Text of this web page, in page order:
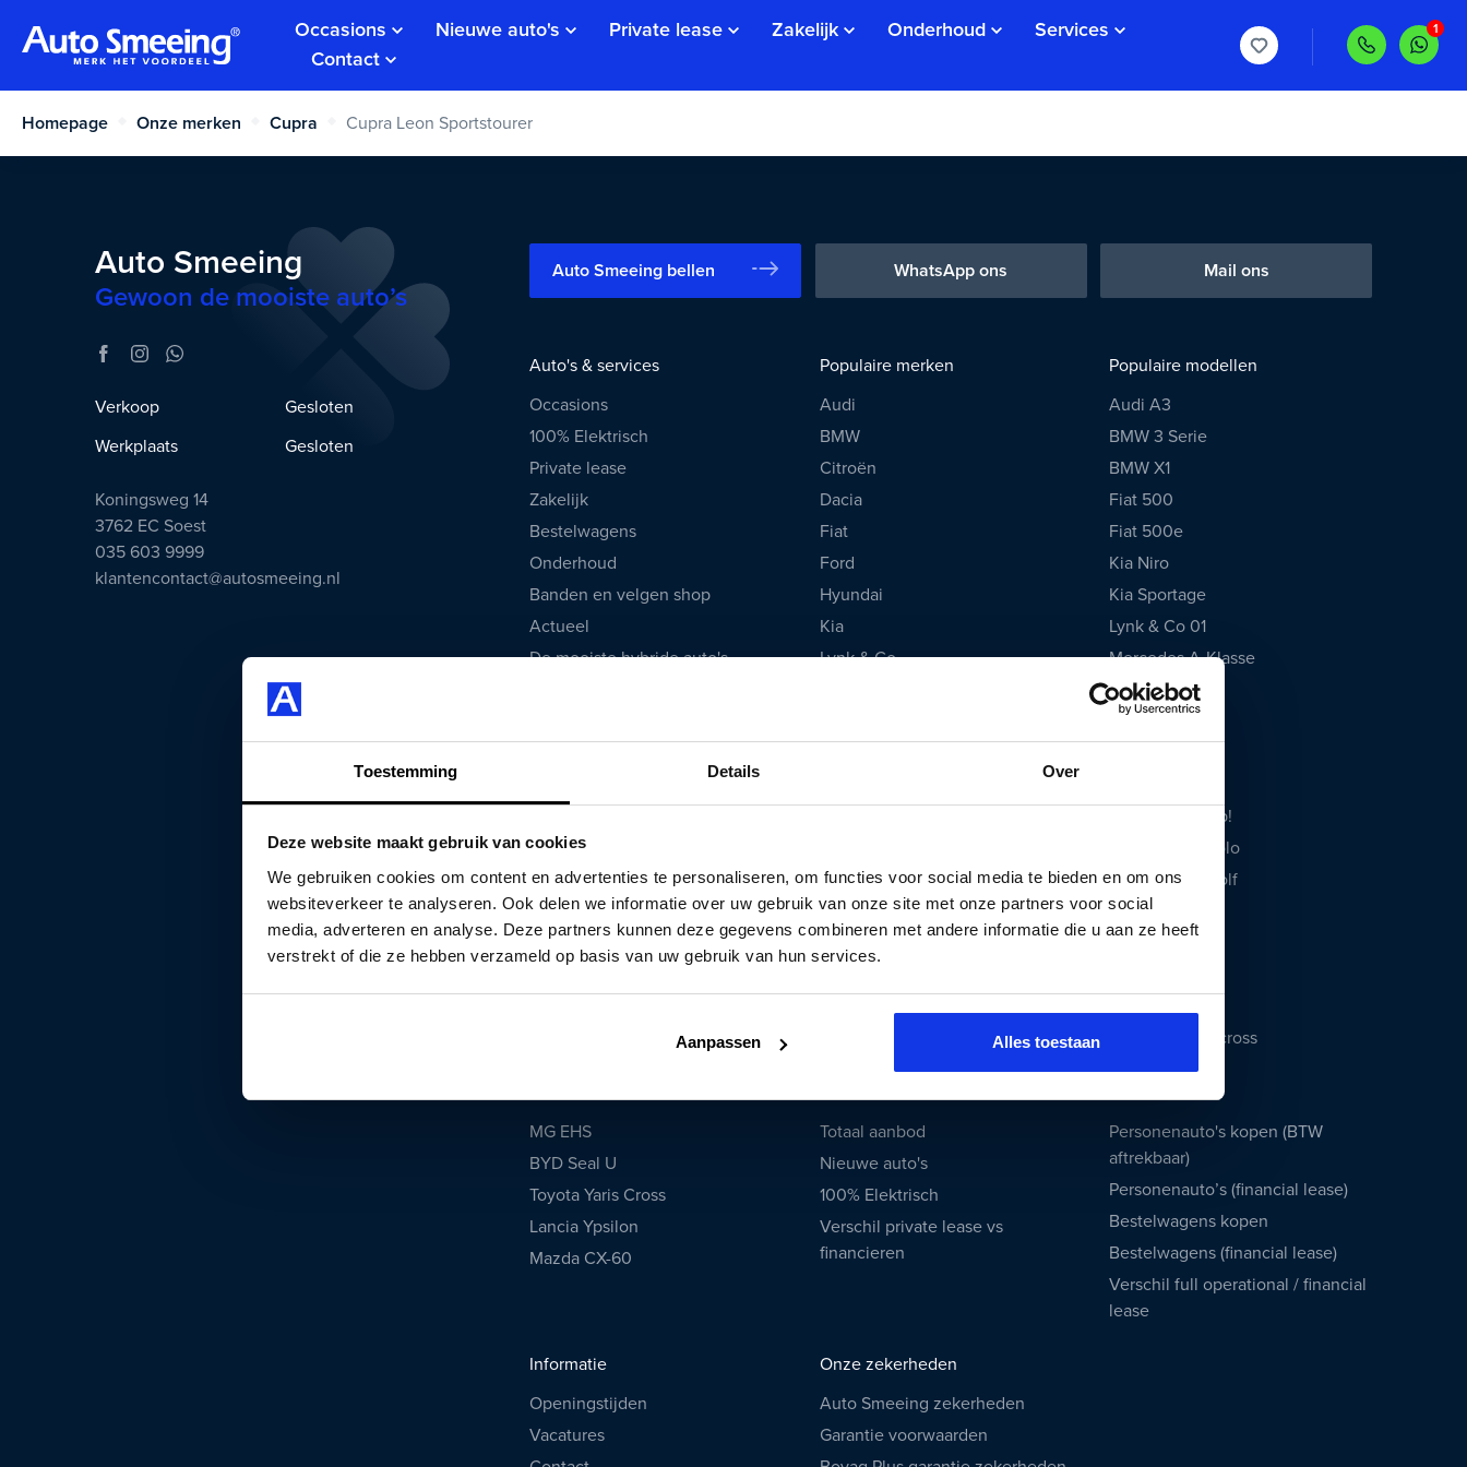
Toestemming Details Over
Deze website maakt gebruik van cookies
We gebruiken cookies om content en advertenties te personaliseren, om functies voor social media te bieden en om ons
websiteverkeer te analyseren. Ook delen we informatie over uw gebruik van onze site met onze partners voor social
media, adverteren en analyse. Deze partners kunnen deze gegevens combineren met andere informatie die u aan ze heeft
verstrekt of die ze hebben verzameld op basis van uw gebruik van hun services.
Aanpassen Alles toestaan
Occasions Nieuwe auto's Private lease Zakelijk Onderhoud
Services
Contact
Homepage Onze merken Cupra Cupra Leon Sportstourer
Auto Smeeing
Gewoon de mooiste auto’s
Verkoop
Gesloten
Werkplaats
Gesloten
Koningsweg 14
3762 EC Soest
035 603 9999
klantencontact@autosmeeing.nl
Auto Smeeing bellen WhatsApp ons Mail ons
Auto's & services
Occasions
100% Elektrisch
Private lease
Zakelijk
Bestelwagens
Onderhoud
Banden en velgen shop
Actueel
De mooiste hybride auto's
Populaire merken
Audi
BMW
Citroën
Dacia
Fiat
Ford
Hyundai
Kia
Lynk & Co
Seat
Skoda
Populaire modellen
Audi A3
BMW 3 Serie
BMW X1
Fiat 500
Fiat 500e
Kia Niro
Kia Sportage
Lynk & Co 01
Mercedes A-Klasse
Opel Corsa
Peugeot 208
Volkswagen Up!
Volkswagen Polo
Volkswagen Golf
Volvo XC40
Citroën C5 Aircross
MG EHS
BYD Seal U
Toyota Yaris Cross
Lancia Ypsilon
Mazda CX-60
Totaal aanbod
Nieuwe auto's
100% Elektrisch
Verschil private lease vs
financieren
Personenauto's kopen (BTW
aftrekbaar)
Personenauto’s (financial lease)
Bestelwagens kopen
Bestelwagens (financial lease)
Verschil full operational / financial
lease
Informatie
Openingstijden
Vacatures
Onze zekerheden
Auto Smeeing zekerheden
Garantie voorwaarden